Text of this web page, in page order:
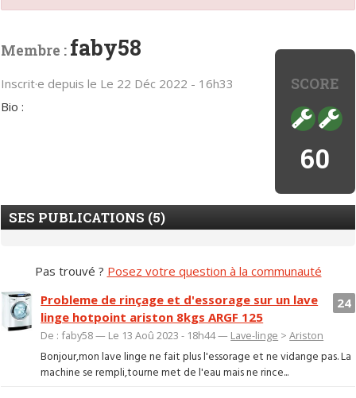
SCORE
60
Membre : faby58
Inscrit·e depuis le Le 22 Déc 2022 - 16h33
Bio :
SES PUBLICATIONS (5)
Pas trouvé ? Posez votre question à la communauté
24
Probleme de rinçage et d'essorage sur un lave
linge hotpoint ariston 8kgs ARGF 125
De : faby58 — Le 13 Aoû 2023 - 18h44 — Lave-linge >Ariston
Bonjour,mon lave linge ne fait plus l'essorage et ne vidange pas. La
machine se rempli,tourne met de l'eau mais ne rince...